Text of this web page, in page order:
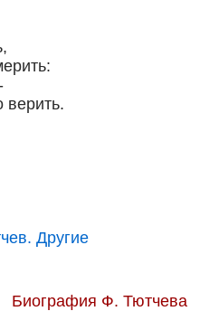
верить.
Другие
Биография Ф. Тютчева